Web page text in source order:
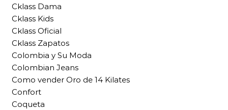
Cklass Dama
Cklass Kids
Cklass Oficial
Cklass Zapatos
Colombia y Su Moda
Colombian Jeans
Como vender Oro de 14 Kilates
Confort
Coqueta